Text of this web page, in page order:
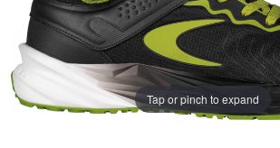
Tap or pinch to expand